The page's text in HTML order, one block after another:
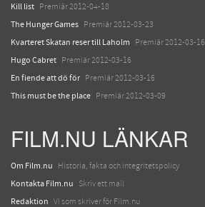
Kill list Premiär 2012-04-18
The Hunger Games Premiär 2012-03-23
Kvarteret Skatan reser till Laholm Premiär 2012-03-16
Hugo Cabret Premiär 2012-03-16
En fiende att dö för Premiär 2012-03-16
This must be the place Premiär 2012-03-09
FILM.NU LÄNKAR
Om Film.nu Historia, fakta och integritetspolicy
Kontakta Film.nu Skriv ett mail
Redaktion Vi som skriver för Film.nu